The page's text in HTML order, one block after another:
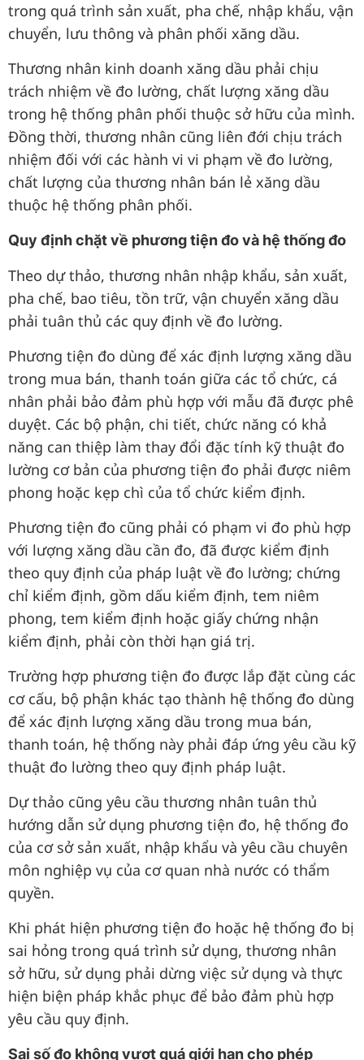
trong quá trình sản xuất, pha chế, nhập khẩu, vận
chuyển, lưu thông và phân phối xăng dầu.
Thương nhân kinh doanh xăng dầu phải chịu
trách nhiệm về đo lường, chất lượng xăng dầu
trong hệ thống phân phối thuộc sở hữu của mình.
Đồng thời, thương nhân cũng liên đới chịu trách
nhiệm đối với các hành vi vi phạm về đo lường,
chất lượng của thương nhân bán lẻ xăng dầu
thuộc hệ thống phân phối.
Quy định chặt về phương tiện đo và hệ thống đo
Theo dự thảo, thương nhân nhập khẩu, sản xuất,
pha chế, bao tiêu, tồn trữ, vận chuyển xăng dầu
phải tuân thủ các quy định về đo lường.
Phương tiện đo dùng để xác định lượng xăng dầu
trong mua bán, thanh toán giữa các tổ chức, cá
nhân phải bảo đảm phù hợp với mẫu đã được phê
duyệt. Các bộ phận, chi tiết, chức năng có khả
năng can thiệp làm thay đổi đặc tính kỹ thuật đo
lường cơ bản của phương tiện đo phải được niêm
phong hoặc kẹp chì của tổ chức kiểm định.
Phương tiện đo cũng phải có phạm vi đo phù hợp
với lượng xăng dầu cần đo, đã được kiểm định
theo quy định của pháp luật về đo lường; chứng
chỉ kiểm định, gồm dấu kiểm định, tem niêm
phong, tem kiểm định hoặc giấy chứng nhận
kiểm định, phải còn thời hạn giá trị.
Trường hợp phương tiện đo được lắp đặt cùng các
cơ cấu, bộ phận khác tạo thành hệ thống đo dùng
để xác định lượng xăng dầu trong mua bán,
thanh toán, hệ thống này phải đáp ứng yêu cầu kỹ
thuật đo lường theo quy định pháp luật.
Dự thảo cũng yêu cầu thương nhân tuân thủ
hướng dẫn sử dụng phương tiện đo, hệ thống đo
của cơ sở sản xuất, nhập khẩu và yêu cầu chuyên
môn nghiệp vụ của cơ quan nhà nước có thẩm
quyền.
Khi phát hiện phương tiện đo hoặc hệ thống đo bị
sai hỏng trong quá trình sử dụng, thương nhân
sở hữu, sử dụng phải dừng việc sử dụng và thực
hiện biện pháp khắc phục để bảo đảm phù hợp
yêu cầu quy định.
Sai số đo không vượt quá giới hạn cho phép